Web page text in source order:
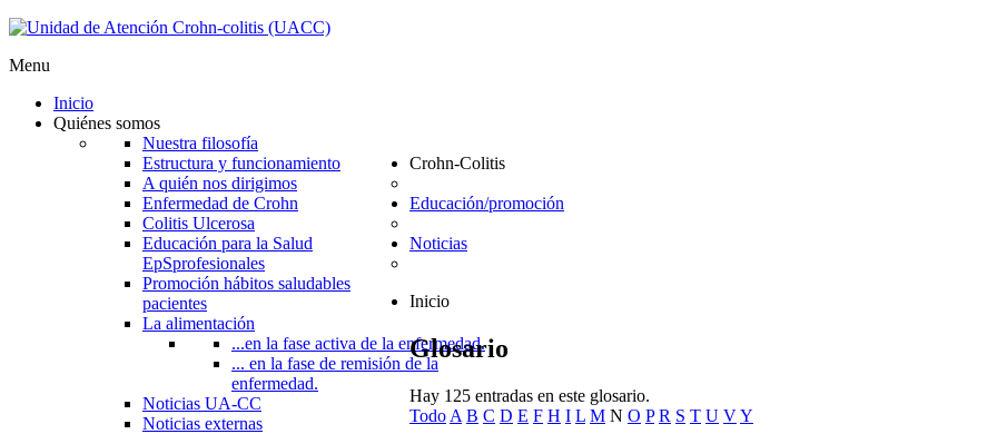
Menu
Inicio
Quiénes somos
Nuestra filosofía
Estructura y funcionamiento
A quién nos dirigimos
Crohn-Colitis
Enfermedad de Crohn
Colitis Ulcerosa
Educación/promoción
Educación para la Salud
EpSprofesionales
Promoción hábitos saludables
pacientes
La alimentación
...en la fase activa de la enfermedad.
... en la fase de remisión de la
enfermedad.
Noticias
Noticias UA-CC
Noticias externas
Inicio
Glosario
Hay 125 entradas en este glosario.
Todo A B C D E F H I L M N O P R S T U VY